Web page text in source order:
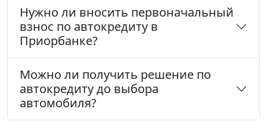
Нужно ли вносить первоначальный
взнос по автокредиту в
Приорбанке?
Можно ли получить решение по
автокредиту до выбора
автомобиля?